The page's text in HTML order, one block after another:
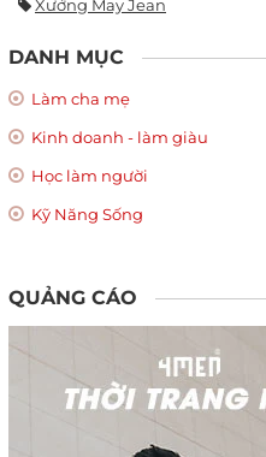
Xưởng May Jean
DANH MỤC
Làm cha mẹ
Kinh doanh - làm giàu
Học làm người
Kỹ Năng Sống
QUẢNG CÁO